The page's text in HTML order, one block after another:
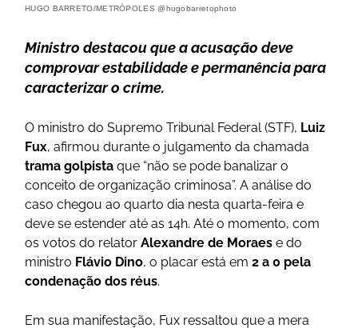
HUGO BARRETO/METRÓPOLES @hugobarretophoto
Ministro destacou que a acusação deve
comprovar estabilidade e permanência para
caracterizar o crime.
O ministro do Supremo Tribunal Federal (STF), Luiz
Fux, afirmou durante o julgamento da chamada
trama golpista que “não se pode banalizar o
conceito de organização criminosa”. A análise do
caso chegou ao quarto dia nesta quarta-feira e
deve se estender até as 14h. Até o momento, com
os votos do relator Alexandre de Moraes e do
ministro Flávio Dino, o placar está em 2 a 0 pela
condenação dos réus.
Em sua manifestação, Fux ressaltou que a mera